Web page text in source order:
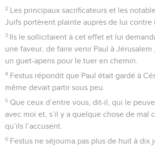
2 Les principaux sacrificateurs et les
Juifs portèrent plainte auprès de lui contre
3 Ils le sollicitaient à cet effet et lui
une faveur, de faire venir Paul à Jérusalem
un guet-apens pour le tuer en chemin.
4 Festus répondit que Paul était gardé à
même devait partir sous peu.
5 Que ceux d’entre vous, dit-il, qui le
avec moi et, s’il y a quelque chose de mal
qu’ils l’accusent.
6 Festus ne séjourna pas plus de huit à dix